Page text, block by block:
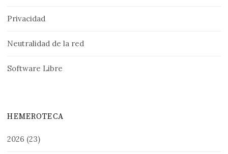
Privacidad
Neutralidad de la red
Software Libre
HEMEROTECA
2026 (23)